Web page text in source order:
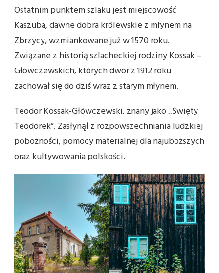
Ostatnim punktem szlaku jest miejscowość
Kaszuba, dawne dobra królewskie z młynem na
Zbrzycy, wzmiankowane już w 1570 roku.
Związane z historią szlacheckiej rodziny Kossak –
Główczewskich, których dwór z 1912 roku
zachował się do dziś wraz z starym młynem.
Teodor Kossak-Główczewski, znany jako ,,Święty
Teodorek”. Zasłynął z rozpowszechniania ludzkiej
pobożności, pomocy materialnej dla najuboższych
oraz kultywowania polskości.